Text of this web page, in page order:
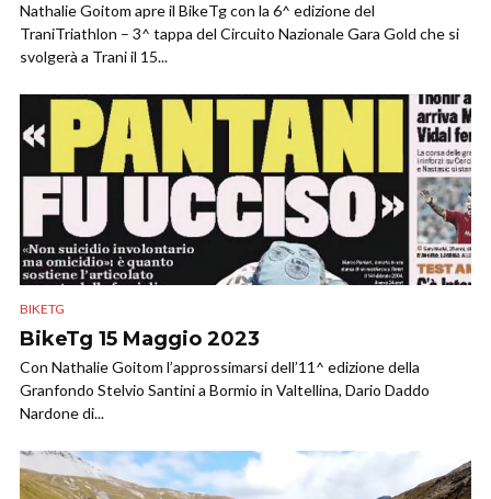
Nathalie Goitom apre il BikeTg con la 6^ edizione del
TraniTriathlon – 3^ tappa del Circuito Nazionale Gara Gold che si
svolgerà a Trani il 15...
BIKETG
BikeTg 15 Maggio 2023
Con Nathalie Goitom l’approssimarsi dell’11^ edizione della
Granfondo Stelvio Santini a Bormio in Valtellina, Dario Daddo
Nardone di...